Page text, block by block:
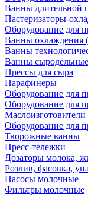
Ванны длительной
Пастеризаторы-
Оборудование для
Ванны охлаждения
Ванны
Ванны
Прессы для сыра
Парафинеры
Оборудование для
Оборудование для
Оборудование для
Творожные ванны
Пресс-тележки
Дозаторы молока,
Розлив, фасовка,
Насосы молочные
Фильтры молочные